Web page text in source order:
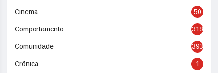
Cinema 50
Comportamento 318
Comunidade 393
Crônica 1